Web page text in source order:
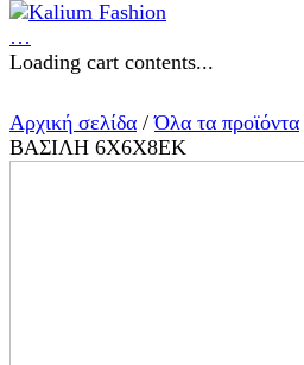
…
Loading cart contents...
Αρχική σελίδα /Όλα τα προϊόντα
ΒΑΣΙΛΗ 6Χ6Χ8ΕΚ